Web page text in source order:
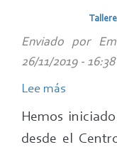
Enviado por
26/11/2019 - 16:38
Lee más
Talleres
Hemos
desde el